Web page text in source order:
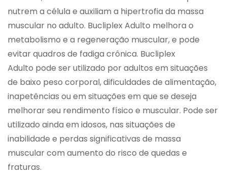
nutrem a célula e auxiliam a hipertrofia da massa
muscular no adulto. Bucliplex Adulto melhora o
metabolismo e a regeneração muscular, e pode
evitar quadros de fadiga crônica. Bucliplex
Adulto pode ser utilizado por adultos em situações
de baixo peso corporal, dificuldades de alimentação,
inapetências ou em situações em que se deseja
melhorar seu rendimento físico e muscular. Pode ser
utilizado ainda em idosos, nas situações de
inabilidade e perdas significativas de massa
muscular com aumento do risco de quedas e
fraturas.